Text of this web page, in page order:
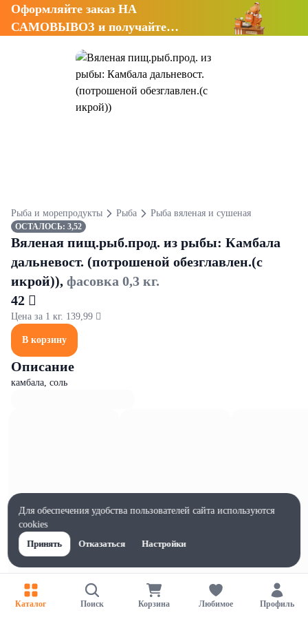
Оформляйте заказ НА
САМОВЫВОЗ и получайте
Рыба и морепродукты Рыба Рыба вяленая и сушеная
ОСТАЛОСЬ: 3,52
Вяленая пищ.рыб.прод. из рыбы: Камбала
дальневост. (потрошеной обезглавлен.(с
икрой)), фасовка 0,3 кг.
42 
Цена за 1 кг. 139,99 
В корзину
Описание
камбала, соль
Каталог Поиск Корзина Любимое Профиль
Для обеспечения удобства пользователей сайта используются
cookies
Принять
Отказаться Настройки